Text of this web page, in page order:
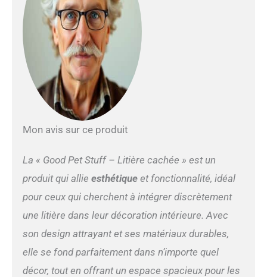
incluse.
Mon avis sur ce produit
La « Good Pet Stuff – Litière cachée » est un
produit qui allie esthétiqueet fonctionnalité, idéal
pour ceux qui cherchent à intégrer discrètement
une litière dans leur décoration intérieure. Avec
son design attrayant et ses matériaux durables,
elle se fond parfaitement dans n’importe quel
décor, tout en offrant un espace spacieux pour les